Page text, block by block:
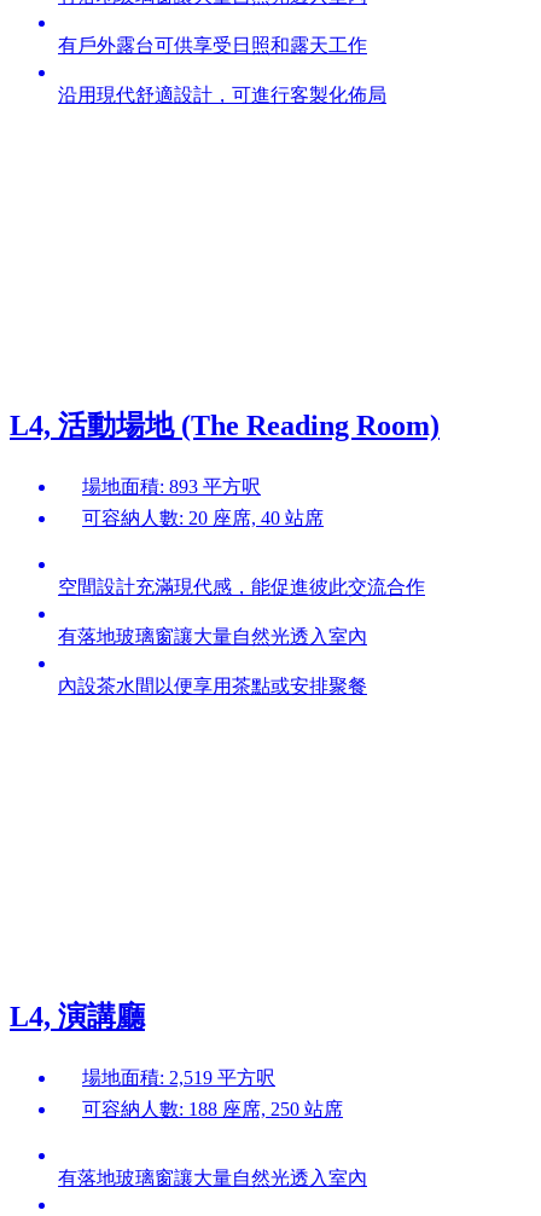
有戶外露台可供享受日照和露天工作
沿用現代舒適設計，可進行客製化佈局
L4, 活動場地 (The Reading Room)
場地面積: 893 平方呎
可容納人數: 20 座席, 40 站席
空間設計充滿現代感，能促進彼此交流合作
有落地玻璃窗讓大量自然光透入室內
內設茶水間以便享用茶點或安排聚餐
L4, 演講廳
場地面積: 2,519 平方呎
可容納人數: 188 座席, 250 站席
有落地玻璃窗讓大量自然光透入室內